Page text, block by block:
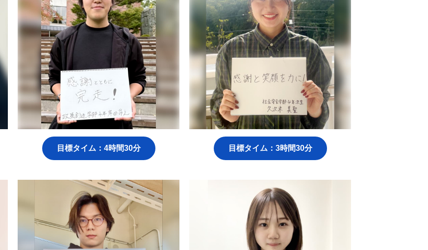
目標タイム：4時間30分 目標タイム：3時間30分